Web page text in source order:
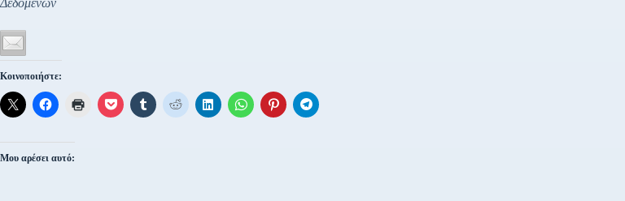
Κοινοποιήστε:
Μου αρέσει αυτό: